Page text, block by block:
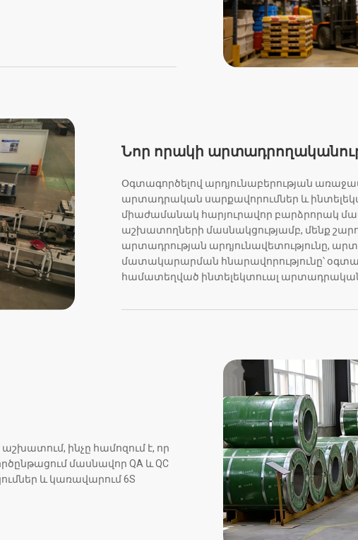
Նոր որակի
Օգտագործելով արդյունաբերության
արտադրական սարքավորումներ և
միաժամանակ հարյուրավոր բարձրորակ
աշխատողների մասնակցությամբ, մենք
արտադրության արդյունավետությունը,
մատակարարման հնարավորությունը՝
համատեղված ինտելեկտուալ
ինչը համոզում է, որ
մասնավոր QA և QC
և կառավարում 6S